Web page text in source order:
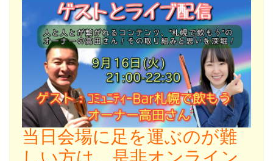
当日会場に足を運ぶのが難